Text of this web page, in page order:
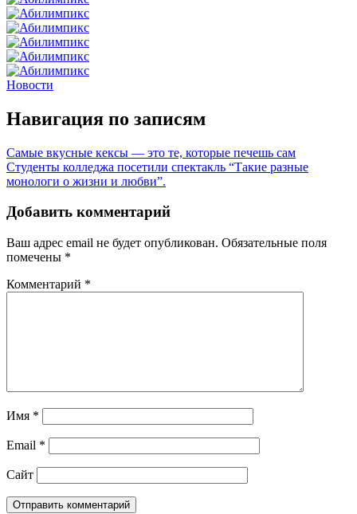
Новости
Навигация по записям
Самые вкусные кексы — это те, которые печешь сам
Студенты колледжа посетили спектакль “Такие разные
монологи о жизни и любви”.
Добавить комментарий
Ваш адрес email не будет опубликован. Обязательные поля
помечены *
Комментарий *
Имя *
Email *
Сайт